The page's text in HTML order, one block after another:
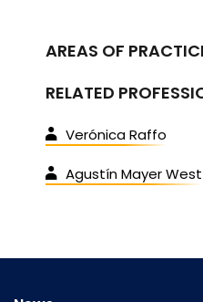
AREAS OF
RELATED
Verónica Raffo
Agustín Mayer West